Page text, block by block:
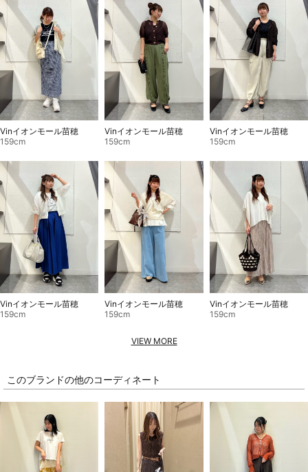
Vinイオンモール苗穂
159cm
Vinイオンモール苗穂
159cm
Vinイオンモール苗穂
159cm
Vinイオンモール苗穂
159cm
Vinイオンモール苗穂
159cm
Vinイオンモール苗穂
159cm
VIEW MORE
このブランドの他のコーディネート